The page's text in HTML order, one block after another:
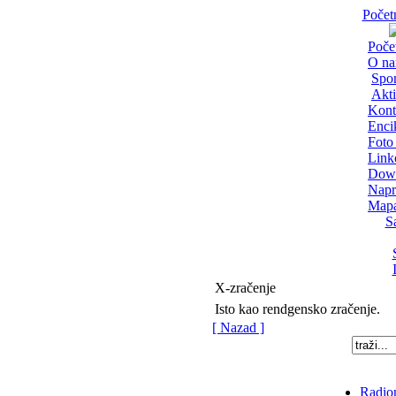
O
Foto
X-zračenje
Isto kao rendgensko zračenje.
[ Nazad ]